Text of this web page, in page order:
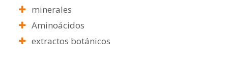
minerales
Aminoácidos
extractos botánicos